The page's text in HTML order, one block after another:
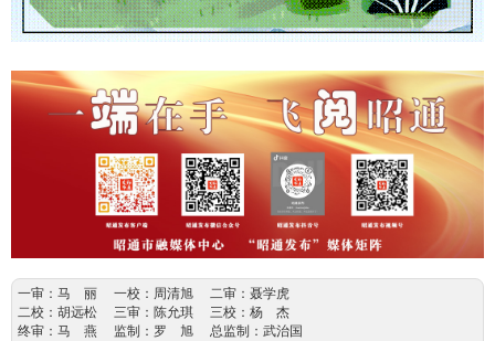
一审：马 丽 一校：周清旭 二审：聂学虎
二校：胡远松 三审：陈允琪 三校：杨 杰
终审：马 燕 监制：罗 旭 总监制：武治国